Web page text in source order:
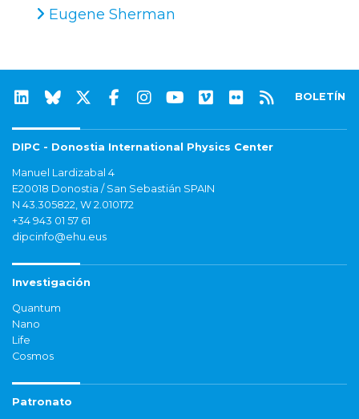
Eugene Sherman
BOLETÍN
DIPC - Donostia International Physics Center
Manuel Lardizabal 4
E20018 Donostia / San Sebastián SPAIN
N 43.305822, W 2.010172
+34 943 01 57 61
dipcinfo@ehu.eus
Investigación
Quantum
Nano
Life
Cosmos
Patronato